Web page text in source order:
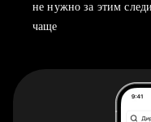
не нужно за этим
чаще